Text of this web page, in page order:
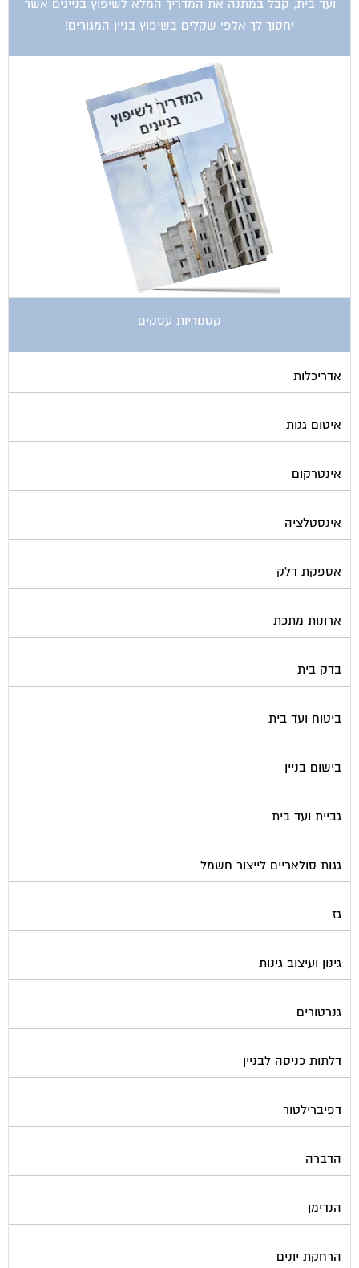
ועד בית, קבל במתנה את המדריך המלא לשיפוץ בניינים אשר
יחסוך לך אלפי שקלים בשיפוץ בניין המגורים!
קטגוריות עסקים
אדריכלות
איטום גגות
אינטרקום
אינסטלציה
אספקת דלק
ארונות מתכת
בדק בית
ביטוח ועד בית
בישום בניין
גביית ועד בית
גגות סולאריים לייצור חשמל
גז
גינון ועיצוב גינות
גנרטורים
דלתות כניסה לבניין
דפיברילטור
הדברה
הנדימן
הרחקת יונים